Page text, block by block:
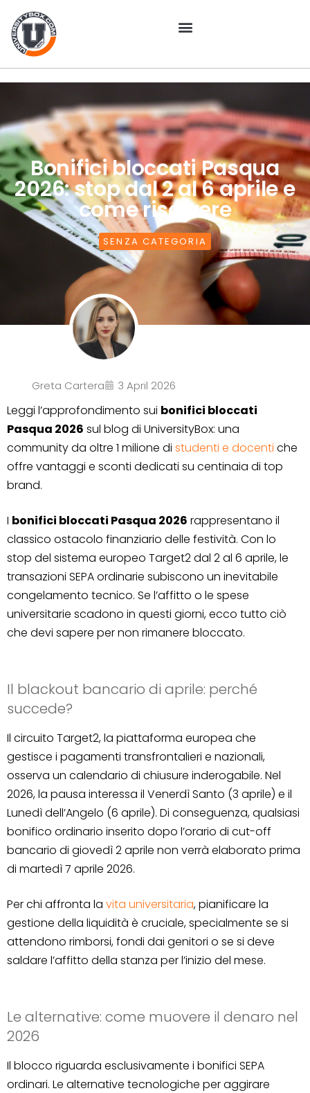
Bonifici bloccati Pasqua
2026: stop dal 2 al 6 aprile e
come risolvere
SENZA CATEGORIA
Greta Cartera 3 April 2026
Leggi l’approfondimento sui bonifici bloccati
Pasqua 2026 sul blog di UniversityBox: una
community da oltre 1 milione di studenti e docenti che
offre vantaggi e sconti dedicati su centinaia di top
brand.
I bonifici bloccati Pasqua 2026 rappresentano il
classico ostacolo finanziario delle festività. Con lo
stop del sistema europeo Target2 dal 2 al 6 aprile, le
transazioni SEPA ordinarie subiscono un inevitabile
congelamento tecnico. Se l’affitto o le spese
universitarie scadono in questi giorni, ecco tutto ciò
che devi sapere per non rimanere bloccato.
Il blackout bancario di aprile: perché
succede?
Il circuito Target2, la piattaforma europea che
gestisce i pagamenti transfrontalieri e nazionali,
osserva un calendario di chiusure inderogabile. Nel
2026, la pausa interessa il Venerdì Santo (3 aprile) e il
Lunedì dell’Angelo (6 aprile). Di conseguenza, qualsiasi
bonifico ordinario inserito dopo l’orario di cut-off
bancario di giovedì 2 aprile non verrà elaborato prima
di martedì 7 aprile 2026.
Per chi affronta la vita universitaria, pianificare la
gestione della liquidità è cruciale, specialmente se si
attendono rimborsi, fondi dai genitori o se si deve
saldare l’affitto della stanza per l’inizio del mese.
Le alternative: come muovere il denaro nel
2026
Il blocco riguarda esclusivamente i bonifici SEPA
ordinari. Le alternative tecnologiche per aggirare